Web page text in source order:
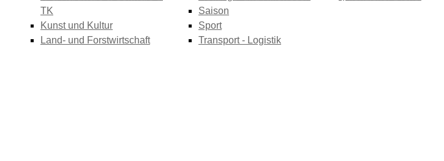
TK
Kunst und Kultur
Land- und Forstwirtschaft
Saison
Sport
Transport - Logistik